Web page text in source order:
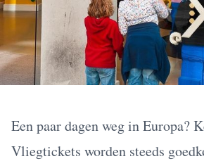
Een paar dagen weg in Europa?
Vliegtickets worden steeds